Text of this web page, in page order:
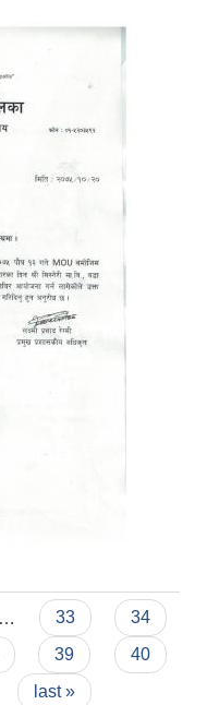
33
34
39
40
last »